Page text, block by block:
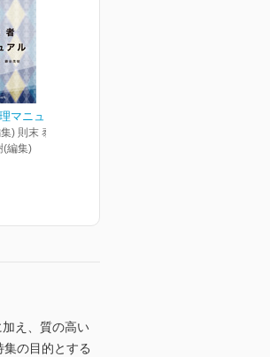
マニュアル
) 則末 泰博(編
(編集)
え、質の高い
の目的とする